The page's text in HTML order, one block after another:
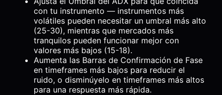
con tu instrumento — instrumentos más
volátiles pueden necesitar un umbral más alto
(25-30), mientras que mercados más
tranquilos pueden funcionar mejor con
valores más bajos (15-18).
Aumenta las Barras de Confirmación de Fase
en timeframes más bajos para reducir el
ruido, o disminúyelo en timeframes más altos
para una respuesta más rápida.